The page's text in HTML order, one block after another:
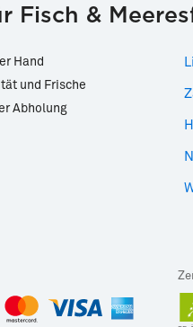
Fisch &
Hand
und Frische
Abholung